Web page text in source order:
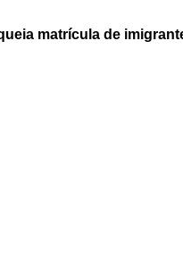
matrícula de